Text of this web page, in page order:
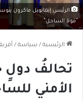
الرئيس إيمانويل ماكرون
"قوة الساحل"
الرئيسية / سياسة /
تحالفُ
الأمني